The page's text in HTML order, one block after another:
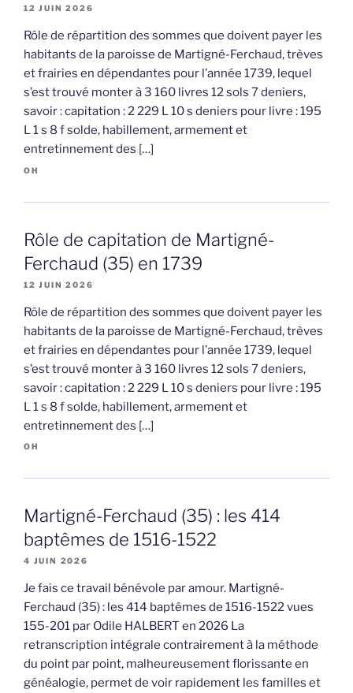
12 JUIN 2026
Rôle de répartition des sommes que doivent payer les
habitants de la paroisse de Martigné-Ferchaud, trèves
et frairies en dépendantes pour l’année 1739, lequel
s’est trouvé monter à 3 160 livres 12 sols 7 deniers,
savoir : capitation : 2 229 L 10 s deniers pour livre : 195
L 1 s 8 f solde, habillement, armement et
entretinnement des […]
OH
Rôle de capitation de Martigné-
Ferchaud (35) en 1739
12 JUIN 2026
Rôle de répartition des sommes que doivent payer les
habitants de la paroisse de Martigné-Ferchaud, trèves
et frairies en dépendantes pour l’année 1739, lequel
s’est trouvé monter à 3 160 livres 12 sols 7 deniers,
savoir : capitation : 2 229 L 10 s deniers pour livre : 195
L 1 s 8 f solde, habillement, armement et
entretinnement des […]
OH
Martigné-Ferchaud (35) : les 414
baptêmes de 1516-1522
4 JUIN 2026
Je fais ce travail bénévole par amour. Martigné-
Ferchaud (35) : les 414 baptêmes de 1516-1522 vues
155-201 par Odile HALBERT en 2026 La
retranscription intégrale contrairement à la méthode
du point par point, malheureusement florissante en
généalogie, permet de voir rapidement les familles et